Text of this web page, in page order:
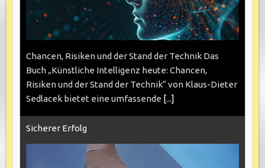
Chancen, Risiken und der Stand der Technik Das
Buch „Künstliche Intelligenz heute: Chancen,
Risiken und der Stand der Technik“ von Klaus-Dieter
Sedlacek bietet eine umfassende [...]
Sicherer Erfolg